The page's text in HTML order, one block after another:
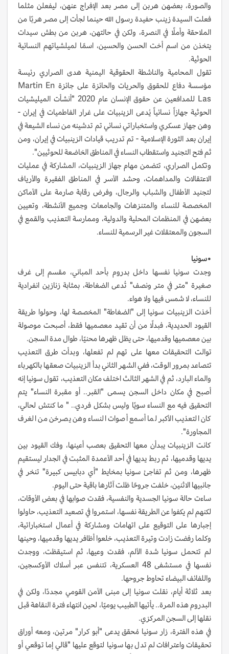
والصورة، بعضهن هربن إلى مصر بعد الإفراج عنهن، ليفعلن مثلما
فعلت السيدة زينب حفيدة رسول الله حينما لجأت إلى مصر هربًا من
الملاحقة وأملًا في النصرة، ولكن في حالتهن، هربن من بطش سيدات
يتخذن من اسم أخت الحسن والحسين، اسمًا لميلشياتهم النسائية
الحوثية.
تقول المحامية والناشطة الحقوقية اليمنية هدى الصراري رئيسة
مؤسسة دفاع للحقوق والحريات والحائزة على جائزة Martin En
Las للمدافعين عن حقوق الإنسان عام 2020 "أنشأت الميليشيات
الحوثية جهازاً نسائياً يُدعى الزينبيات على غرار الفاطميات في إيران -
وهن جهاز عسكري واستخباراتي نسائي تم تدشينه من نساء الشيعة في
إيران بعد الثورة الإسلامية - تم تدريب قيادات الزينبيات في إيران، ومن
ثم فتح التجنيد واستقطاب النساء في المناطق الخاضعة للحوثيين".
وتكمل الصراري، تتضمن مهام جهاز الزينبيات، المشاركة في عمليات
الاعتقالات والمداهمات، وحشد الأسر في المناطق الفقيرة والأرياف
لتجنيد الأطفال والشباب والرجال، وفرض رقابة صارمة على الأماكن
المخصصة للنساء والمتنزهات والجامعات وجميع الأنشطة، وتعيين
بعضهن في المنظمات المحلية والدولية، وممارسة التعذيب والقمع في
السجون والمعتقلات غير الرسمية للنساء.
•سونيا
وجدت سونيا نفسها داخل بدروم بأحد المباني، مقسم إلى غرف
صغيرة "متر في متر ونصف" تُدعى الضغاطة، بمثابة زنازين انفرادية
للنساء، لا شمس فيها ولا هواء.
أخذت الزينبيات سونيا إلى "الضغاطة" المخصصة لها، وحولوا طريقة
القيود الحديدية، فبدلًا من أن تقيد معصميها فقط، أصبحت موصولة
بين معصميها وقدميها، حتى يظل ظهرها محنيًا، طوال مدة السجن.
توالت التحقيقات معها على تهم لم تفعلها، وبدأت طرق التعذيب
تتصاعد بمرور الوقت، ففي الشهر الثاني بدأ الزينبيات صعقها بالكهرباء
والماء البارد، ثم في الشهر الثالث اختلف مكان التعذيب، تقول سونيا إنه
أصبح في مكان داخل السجن يسمى "القبر.. أو مقبرة النساء" يتم
التحقيق فيه مع النساء سويًا وليس بشكل فردي.. " ما كنتش لحالي،
كان التعذيب الأكبر لما أسمع أصوات النساء وهن يصرخن من الغرف
المجاورة".
كانت الزينبيات يبدأن معها التحقيق بعصب أعينها، وفك القيود بين
يديها وقدميها، ثم ربط يديها في أحد الأعمدة المثبت في الجدار ليستقيم
ظهرها، ومن ثم تفاجئ سونيا بمخايط "أي دبابيس كبيرة" تنخر في
جانبيها الاثنين، خلفت جروحًا ظلت آثارها باقية حتى اليوم.
ساءت حالة سونيا الجسدية والنفسية، فقدت صوابها في بعض الأوقات،
لكنهم لم يكفوا عن الطريقة نفسها، استمروا في تصعيد التعذيب، حاولوا
إجبارها على التوقيع على اتهامات ومشاركة في أعمال استخباراتية،
وكلما رفضت زادت وتيرة التعذيب، خلعوا أظافر يديها وقدميها، وحينها
لم تتحمل سونيا شدة الألم، فقدت وعيها، ثم استيقظت، ووجدت
نفسها في مستشفى 48 العسكرية، تتنفس عبر أسلاك الأوكسجين،
واللفائف البيضاء تحاوط جروحها.
بعد ثلاثة أيام، نقلت سونيا إلى مبنى الأمن القومي مجددًا، ولكن في
البدروم هذه المرة.. يأتيها الطبيب يوميًا، لحين انتهاء فترة النقاهة قبل
نقلها إلى السجن المركزي.
في هذه الفترة، زار سونيا مُحقق يدعى "أبو كرار" مرتين، ومعه أوراق
تحقيقات واعترافات لم تدل بها سونيا لتوقع عليها "قالي إما توقعي أو